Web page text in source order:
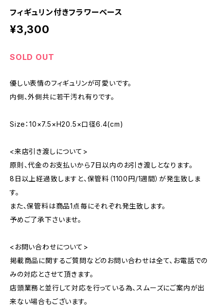
フィギュリン付きフラワーベース
¥3,300
SOLD OUT
優しい表情のフィギュリンが可愛いです。
内側、外側共に若干汚れ有りです。
Size：10×7.5×H20.5×口径6.4(cm)
<来店引き渡しについて>
原則、代金のお支払いから7日以内のお引き渡しとなります。
8日以上経過致しますと、保管料（1100円/1週間）が発生致しま
す。
また、保管料は商品1点毎にそれぞれ発生致します。
予めご了承下さいませ。
<お問い合わせについて>
掲載商品に関するご質問などのお問い合わせは全て、お電話での
みの対応とさせて頂きます。
店頭業務と並行して対応を行っている為、スムーズにご案内が出
来ない場合もございます。